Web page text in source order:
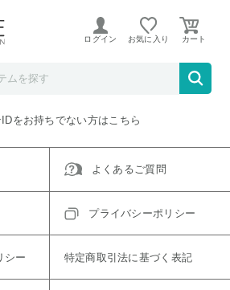
おります。
ログイン お気に入り
扱い終了、またはただいま取り扱い
をお持ちでない方はこちら
よくあるご質問
プライバシーポリシー
シー 特定商取引法に基づく表記